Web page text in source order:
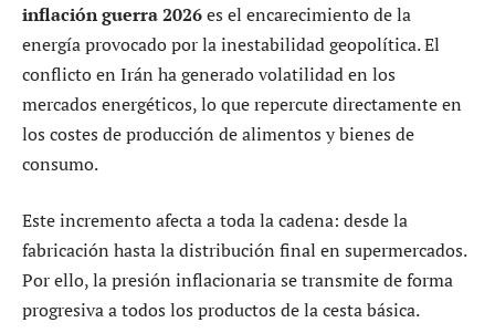
inflación guerra 2026es el encarecimiento de la
energía provocado por la inestabilidad geopolítica. El
conflicto en Irán ha generado volatilidad en los
mercados energéticos, lo que repercute directamente en
los costes de producción de alimentos y bienes de
consumo.
Este incremento afecta a toda la cadena: desde la
fabricación hasta la distribución final en supermercados.
Por ello, la presión inflacionaria se transmite de forma
progresiva a todos los productos de la cesta básica.